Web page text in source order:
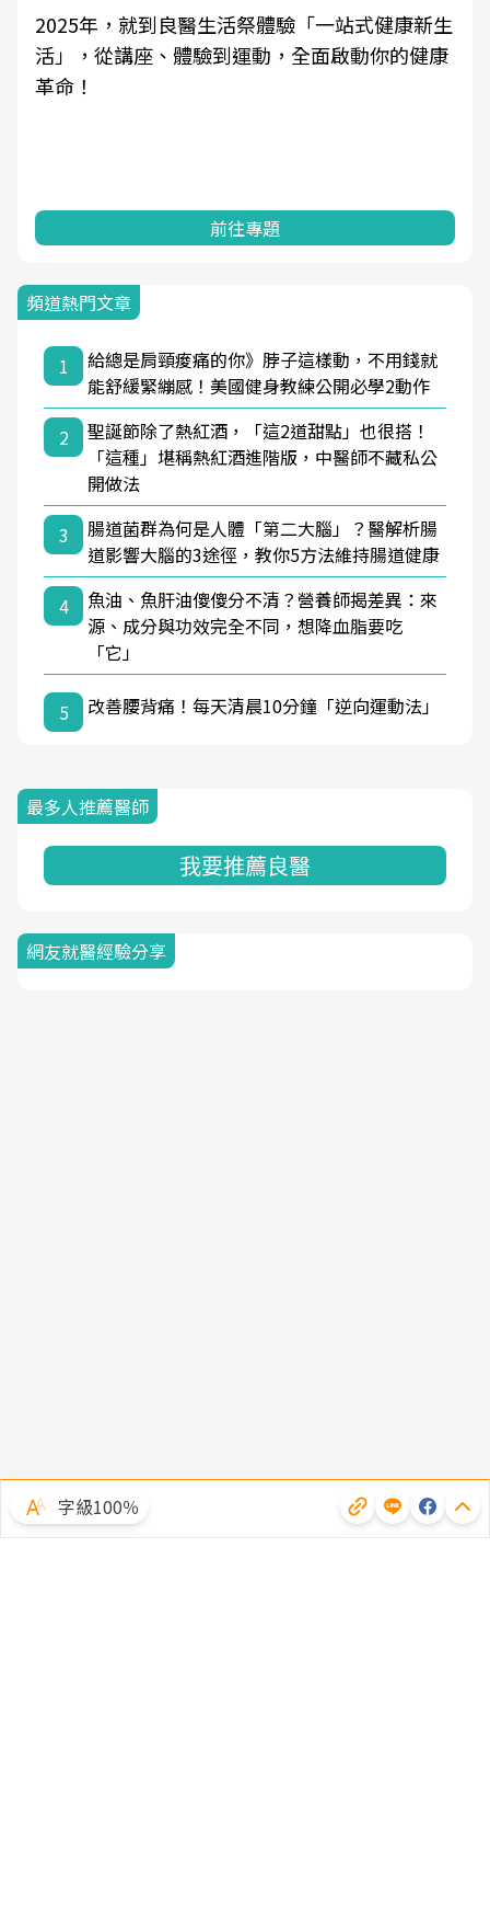
2025年，就到良醫生活祭體驗「一站式健康新生
活」，從講座、體驗到運動，全面啟動你的健康
革命！
前往專題
頻道熱門文章
1
給總是肩頸痠痛的你》脖子這樣動，不用錢就
能舒緩緊繃感！美國健身教練公開必學2動作
2
聖誕節除了熱紅酒，「這2道甜點」也很搭！
「這種」堪稱熱紅酒進階版，中醫師不藏私公
開做法
3
腸道菌群為何是人體「第二大腦」？醫解析腸
道影響大腦的3途徑，教你5方法維持腸道健康
4
魚油、魚肝油傻傻分不清？營養師揭差異：來
源、成分與功效完全不同，想降血脂要吃
「它」
5 改善腰背痛！每天清晨10分鐘「逆向運動法」
最多人推薦醫師
我要推薦良醫
網友就醫經驗分享
字級100％